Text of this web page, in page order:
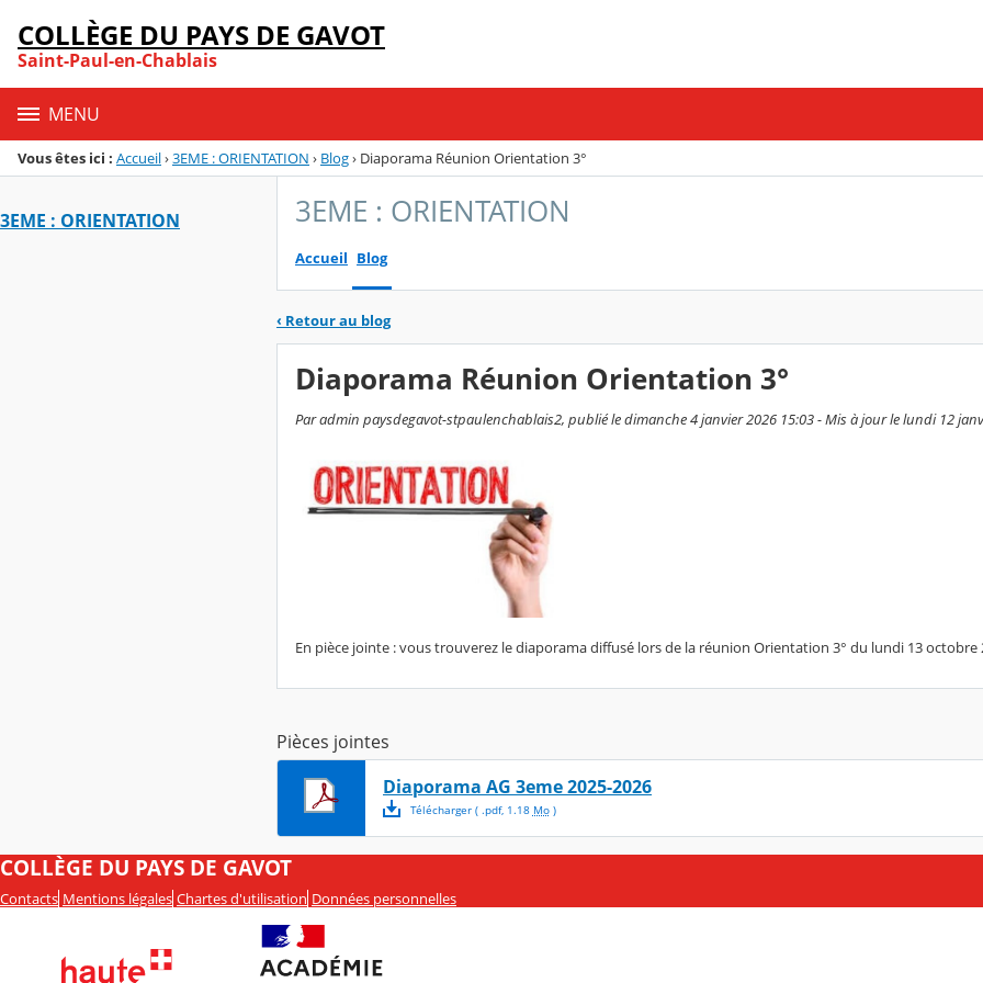
Menu de la rubrique
Contenu
COLLÈGE DU PAYS DE GAVOT
Saint-Paul-en-Chablais
MENU
Vous êtes ici : Accueil›3EME : ORIENTATION › Blog› Diaporama Réunion Orientation 3°
3EME : ORIENTATION 3EME : ORIENTATION
Accueil Blog
‹ Retour au blog
Diaporama Réunion Orientation 3°
Par admin paysdegavot-stpaulenchablais2, publié le dimanche 4 janvier 2026 15:03 - Mis à jour le lundi 12
En pièce jointe : vous trouverez le diaporama diffusé lors de la réunion Orientation 3° du lundi 13 octobre
Pièces jointes
Diaporama AG 3eme 2025-2026
Télécharger( .pdf, 1.18 Mo)
COLLÈGE DU PAYS DE GAVOT
Contacts Mentions légales Chartes d'utilisation Données personnelles